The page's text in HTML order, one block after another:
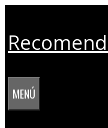
contenido
MENÚ